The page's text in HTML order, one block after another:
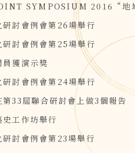
SYMPOSIUM 2016“地
研討會例會第26場舉行
研討會例會第25場舉行
獲演示獎
研討會例會第24場舉行
33屆聯合研討會上做3個報告
史工作坊舉行
研討會例會第23場舉行